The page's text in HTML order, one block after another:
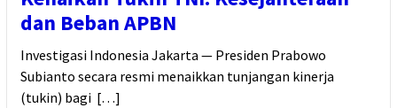
dan Beban APBN
Investigasi Indonesia Jakarta — Presiden Prabowo
Subianto secara resmi menaikkan tunjangan kinerja
(tukin) bagi […]